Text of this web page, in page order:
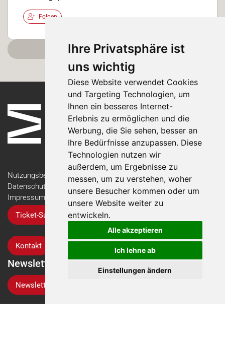
Ihre Privatsphäre ist
uns wichtig
Diese Website verwendet Cookies
und Targeting Technologien, um
Ihnen ein besseres Internet-
Erlebnis zu ermöglichen und die
Werbung, die Sie sehen, besser an
Ihre Bedürfnisse anzupassen. Diese
Technologien nutzen wir
außerdem, um Ergebnisse zu
messen, um zu verstehen, woher
unsere Besucher kommen oder um
unsere Website weiter zu
entwickeln.
Alle akzeptieren
Ich lehne ab
Einstellungen ändern
Folgen
Weitere laden
Nutzungsbedingungen
Datenschutzerklärung
Impressum
Ticket-Support
Kontakt
Newsletter
Newsletter-Anmeldung